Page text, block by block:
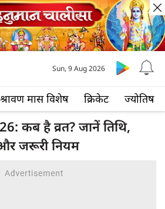
श्रावण मास विशेष क्रिकेट ज्योतिष
Sun, 9 Aug 2026
कब है व्रत? जानें तिथि,
जरूरी नियम